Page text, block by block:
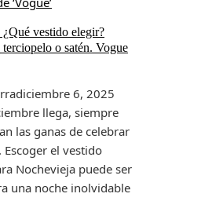
vestido elegir?
o satén. Vogue
diciembre 6, 2025
llega, siempre
las ganas de celebrar
el vestido
Nochevieja puede ser
una noche inolvidable